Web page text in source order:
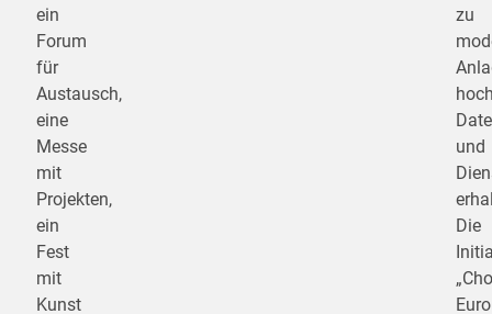
ein
Forum
für
Austausch,
eine
Messe
mit
Projekten,
ein
Fest
mit
Kunst
zu
und
Die